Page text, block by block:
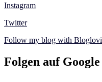
Instagram
Twitter
Follow my blog with
Folgen auf